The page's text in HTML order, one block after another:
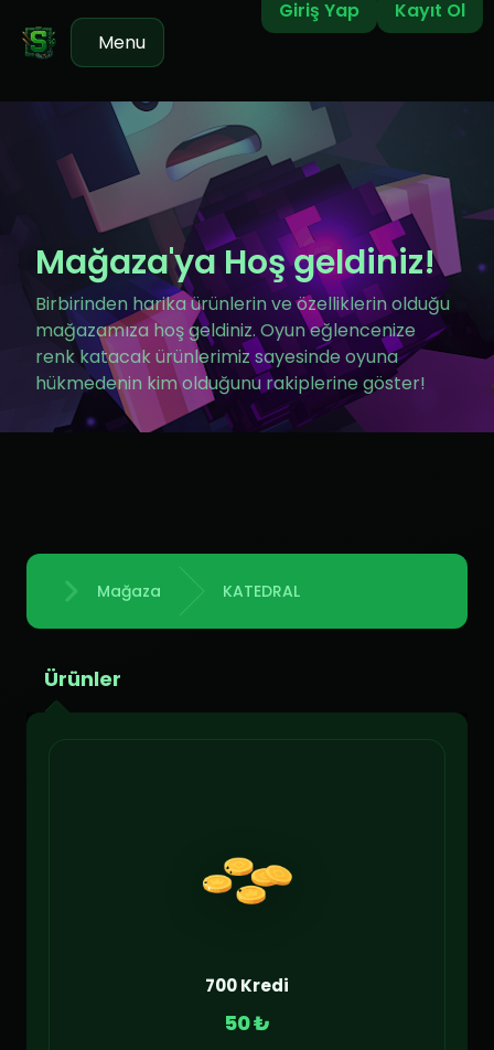
Giriş Yap
Kayıt Ol
Menu
Mağaza'ya Hoş geldiniz!
Birbirinden harika ürünlerin ve özelliklerin olduğu
mağazamıza hoş geldiniz. Oyun eğlencenize
renk katacak ürünlerimiz sayesinde oyuna
hükmedenin kim olduğunu rakiplerine göster!
AnasayfaMağaza KATEDRAL
Ürünler
700 Kredi
50 ₺